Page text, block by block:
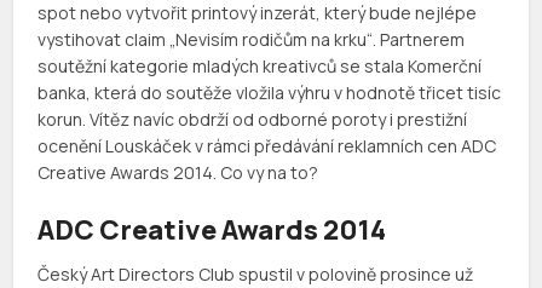
spot nebo vytvořit printový inzerát, který bude nejlépe
vystihovat claim „Nevisím rodičům na krku“. Partnerem
soutěžní kategorie mladých kreativců se stala Komerční
banka, která do soutěže vložila výhru v hodnotě třicet tisíc
korun. Vítěz navíc obdrží od odborné poroty i prestižní
ocenění Louskáček v rámci předávání reklamních cen ADC
Creative Awards 2014. Co vy na to?
ADC Creative Awards 2014
Český Art Directors Club spustil v polovině prosince už